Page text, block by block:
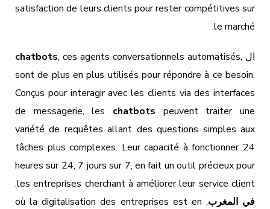
satisfaction de leurs clients pour rester compétitives sur
le marché.
ال , ces agents conversationnels automatisés,
sont de plus en plus utilisés pour répondre à ce besoin.
Conçus pour interagir avec les clients via des interfaces
de messagerie, les chatbots peuvent traiter une
variété de requêtes allant des questions simples aux
tâches plus complexes. Leur capacité à fonctionner 24
heures sur 24, 7 jours sur 7, en fait un outil précieux pour
les entreprises cherchant à améliorer leur service client.
في المغرب , où la digitalisation des entreprises est en